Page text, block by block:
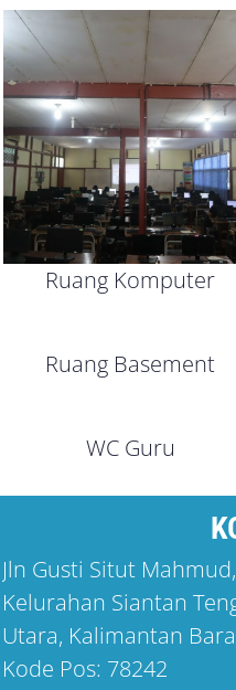
Ruang Komputer
Ruang Basement
WC Guru
Jln Gusti Situt
Kelurahan Siantan
Utara, Kalimantan
Kode Pos: 78242